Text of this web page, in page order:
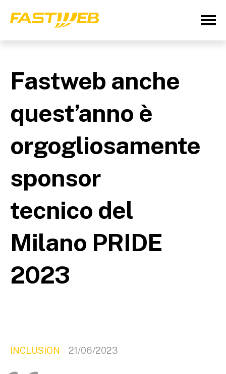
Fastweb anche
quest’anno è
orgogliosamente
sponsor
tecnico del
Milano PRIDE
2023
INCLUSION 21/06/2023